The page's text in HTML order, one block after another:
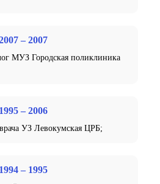
– 2007
МУЗ Городская поликлиника
1995 – 2006
УЗ Левокумская ЦРБ;
1994 – 1995